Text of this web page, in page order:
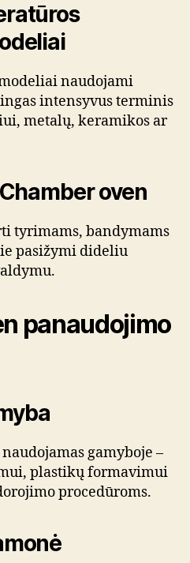
naudojami
intensyvus terminis
metalų, keramikos ar
oven
tyrimams, bandymams
pasižymi dideliu
panaudojimo
gamyboje –
plastikų formavimui
procedūroms.